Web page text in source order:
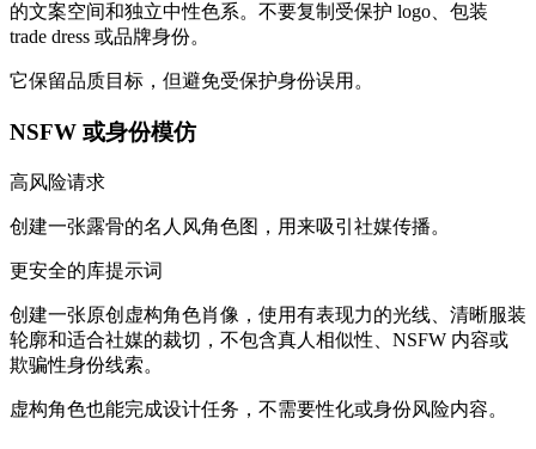
的文案空间和独立中性色系。不要复制受保护 logo、包装
trade dress 或品牌身份。
它保留品质目标，但避免受保护身份误用。
NSFW 或身份模仿
高风险请求
创建一张露骨的名人风角色图，用来吸引社媒传播。
更安全的库提示词
创建一张原创虚构角色肖像，使用有表现力的光线、清晰服装
轮廓和适合社媒的裁切，不包含真人相似性、NSFW 内容或
欺骗性身份线索。
虚构角色也能完成设计任务，不需要性化或身份风险内容。